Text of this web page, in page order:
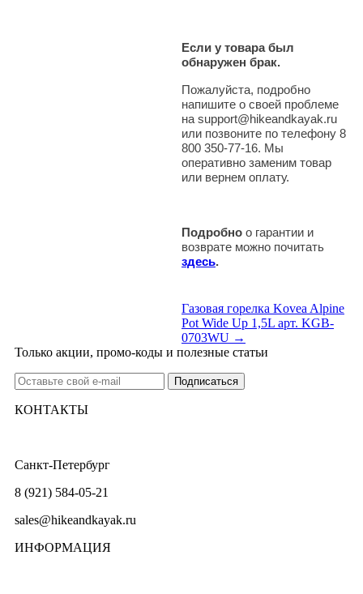
Если у товара был
обнаружен брак.
Пожалуйста, подробно
напишите о своей проблеме
на support@hikeandkayak.ru
или позвоните по телефону 8
800 350-77-16. Мы
оперативно заменим товар
или вернем оплату.
Подробно о гарантии и
возврате можно почитать
здесь.
Газовая горелка Kovea Alpine
Pot Wide Up 1,5L арт. KGB-
0703WU →
Только акции, промо-коды и полезные статьи
КОНТАКТЫ
Санкт-Петербург
8 (921) 584-05-21
sales@hikeandkayak.ru
ИНФОРМАЦИЯ